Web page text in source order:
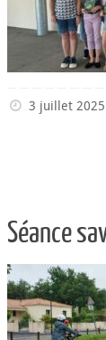
3 juillet 2025
Séance